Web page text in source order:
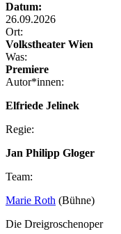
Datum:
26.09.2026
Ort:
Volkstheater Wien
Was:
Premiere
Autor*innen:
Elfriede Jelinek
Regie:
Jan Philipp Gloger
Team:
Marie Roth (Bühne)
Die Dreigroschenoper